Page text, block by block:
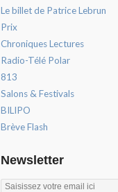
Le billet de Patrice Lebrun
Prix
Chroniques Lectures
Radio-Télé Polar
813
Salons & Festivals
BILIPO
Brève Flash
Newsletter